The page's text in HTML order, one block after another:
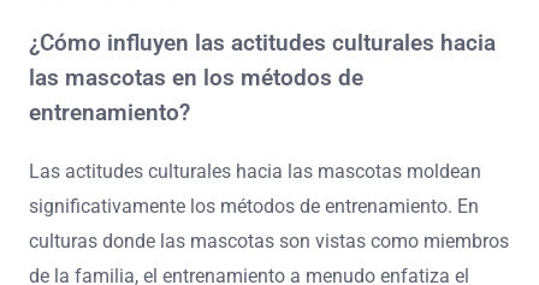
¿Cómo influyen las actitudes culturales hacia
las mascotas en los métodos de
entrenamiento?
Las actitudes culturales hacia las mascotas moldean
significativamente los métodos de entrenamiento. En
culturas donde las mascotas son vistas como miembros
de la familia, el entrenamiento a menudo enfatiza el